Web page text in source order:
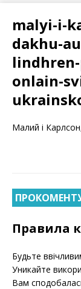
malyi-i-
dakhu-
onlain-
Малий і
Правила
Будьте
Уникайте
Вам